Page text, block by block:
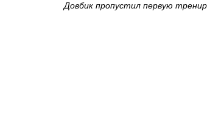
Довбик пропустил первую